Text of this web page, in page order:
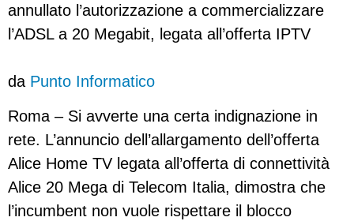
annullato l’autorizzazione a commercializzare
l’ADSL a 20 Megabit, legata all’offerta IPTV
da Punto Informatico
Roma – Si avverte una certa indignazione in
rete. L’annuncio dell’allargamento dell’offerta
Alice Home TV legata all’offerta di connettività
Alice 20 Mega di Telecom Italia, dimostra che
l’incumbent non vuole rispettare il blocco